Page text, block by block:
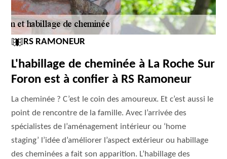
RS RAMONEUR
L'habillage de cheminée à La Roche Sur
Foron est à confier à RS Ramoneur
La cheminée ? C’est le coin des amoureux. Et c’est aussi le
point de rencontre de la famille. Avec l’arrivée des
spécialistes de l’aménagement intérieur ou ‘home
staging’ l’idée d’améliorer l’aspect extérieur ou habillage
des cheminées a fait son apparition. L’habillage des